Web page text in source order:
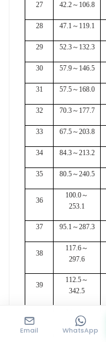
27 42.2～ 106.8
28 47.1 ～ 119.1
29 52.3～ 132.3
30 57.9～ 146.5
31 57.5～ 168.0
32 70.3～ 177.7
33 67.5～203.8
34 84.3～213.2
35 80.5～240.5
36
100.0～
253.1
37 95.1 ～287.3
38
117.6～
297.6
39
112.5～
342.5
347.2
Email WhatsApp